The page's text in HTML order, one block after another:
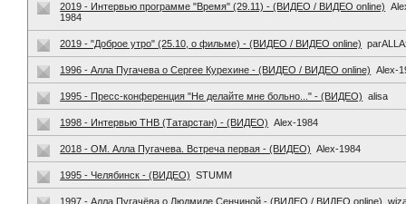
2019 - Интервью программе "Время" (29.11) - (ВИДЕО / ВИДЕО online)
1984
2019 - "Доброе утро" (25.10, о фильме) - (ВИДЕО / ВИДЕО online)
1996 - Алла Пугачева о Сергее Курехине - (ВИДЕО / ВИДЕО online) Alex-
1995 - Пресс-конференция "Не делайте мне больно..." - (ВИДЕО) alisa
1998 - Интервью ТНВ (Татарстан) - (ВИДЕО) Alex-1984
2018 - ОМ. Алла Пугачева. Встреча первая - (ВИДЕО) Alex-1984
1995 - Челябинск - (ВИДЕО) STUMM
1997 - Алла Пугачёва о Людмиле Сенчиной - (ВИДЕО / ВИДЕО online)